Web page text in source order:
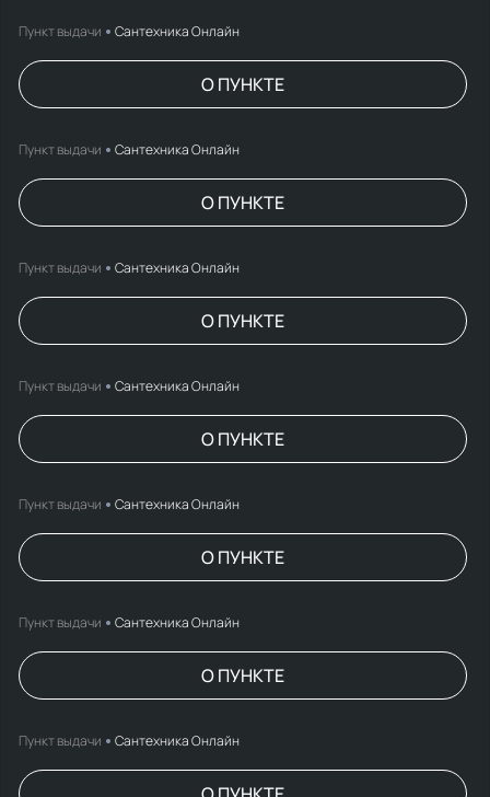
Пункт выдачи Сантехника Онлайн
О ПУНКТЕ
Пункт выдачи Сантехника Онлайн
О ПУНКТЕ
Пункт выдачи Сантехника Онлайн
О ПУНКТЕ
Пункт выдачи Сантехника Онлайн
О ПУНКТЕ
Пункт выдачи Сантехника Онлайн
О ПУНКТЕ
Пункт выдачи Сантехника Онлайн
О ПУНКТЕ
Пункт выдачи Сантехника Онлайн